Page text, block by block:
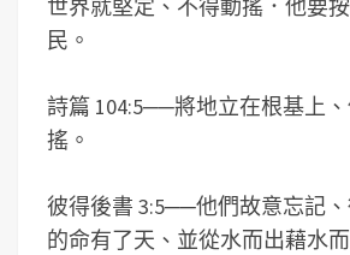
世界就堅定、不得動搖．他要
民。
詩篇 104:5──將地立在根基上
搖。
彼得後書 3:5──他們故意忘記
的命有了天、並從水而出藉水